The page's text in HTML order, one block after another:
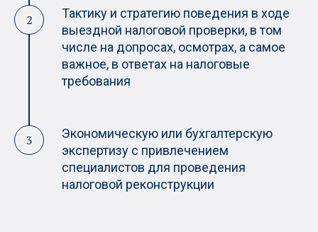
Тактику и стратегию поведения в ходе
выездной налоговой проверки, в том
числе на допросах, осмотрах, а самое
важное, в ответах на налоговые
требования
Экономическую или бухгалтерскую
экспертизу с привлечением
специалистов для проведения
налоговой реконструкции